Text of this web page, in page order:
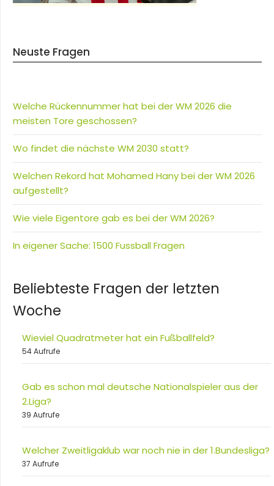
Neuste Fragen
Welche Rückennummer hat bei der WM 2026 die
meisten Tore geschossen?
Wo findet die nächste WM 2030 statt?
Welchen Rekord hat Mohamed Hany bei der WM 2026
aufgestellt?
Wie viele Eigentore gab es bei der WM 2026?
In eigener Sache: 1500 Fussball Fragen
Beliebteste Fragen der letzten
Woche
Wieviel Quadratmeter hat ein Fußballfeld?
54 Aufrufe
Gab es schon mal deutsche Nationalspieler aus der
2.Liga?
39 Aufrufe
Welcher Zweitligaklub war noch nie in der 1.Bundesliga?
37 Aufrufe